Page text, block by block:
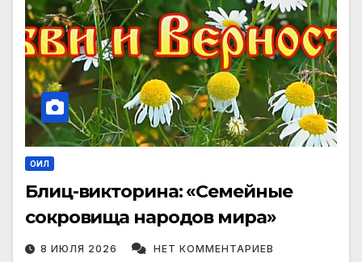
ОИЛ
Блиц-викторина: «Семейные
сокровища народов мира»
8 ИЮЛЯ 2026 НЕТ КОММЕНТАРИЕВ